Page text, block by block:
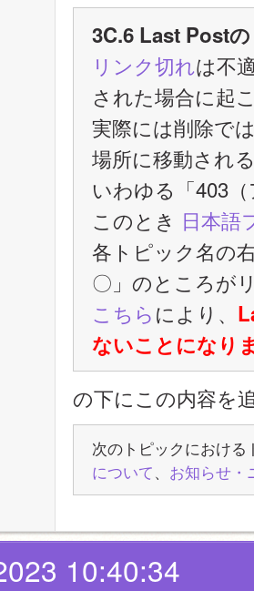
3C.6 Last Post
リンク切れは不
された場合に起
実際には削除で
場所に移動され
いわゆる「403
このとき 日本語
各トピック名の
〇」のところが
こちらにより、
ないことになり
の下にこの内容を
次のトピックにおけ
について、 お知らせ・
10:40:34